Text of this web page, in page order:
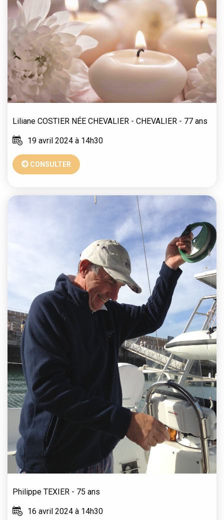
Liliane COSTIER NÉE CHEVALIER - CHEVALIER - 77 ans
19 avril 2024 à 14h30
CONSULTER
Philippe TEXIER - 75 ans
16 avril 2024 à 14h30